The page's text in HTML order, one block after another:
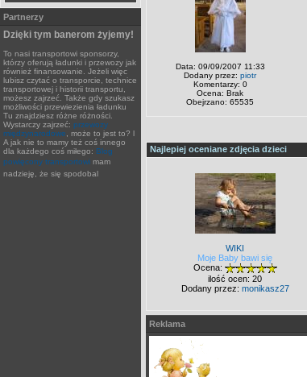
Partnerzy
Dzięki tym banerom żyjemy!
To nasi transportowi sponsorzy,
którzy oferują ładunki i przewozy jak
również finansowanie. Jeżeli więc
lubisz czytać o transporcie, technice
transportowej i historii transportu,
możesz zajrzeć. Także gdy szukasz
możliwości przewiezienia ładunku
Tu znajdziesz różne różności.
Wystarczy zajrzeć: przewozy
międzynarodowe , może to jest to? l
A jak nie to mamy też coś innego
dla każdego coś miłego: Blog
powięcony transportowi mam
nadzieję, że się spodobal
Data: 09/09/2007 11:33
Dodany przez: piotr
Komentarzy: 0
Ocena: Brak
Obejrzano: 65535
Najlepiej oceniane zdjęcia dzieci
WIKI
Moje Baby bawi się
Ocena:
ilość ocen: 20
Dodany przez: monikasz27
Reklama